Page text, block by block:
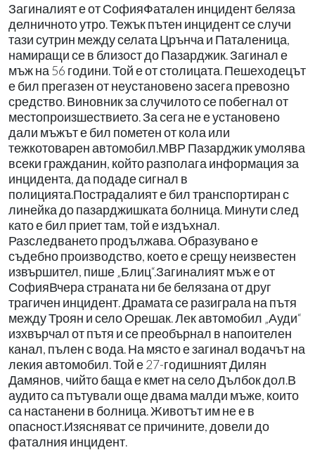
Загиналият е от СофияФатален инцидент беляза
делничното утро. Тежък пътен инцидент се случи
тази сутрин между селата Црънча и Паталеница,
намиращи се в близост до Пазарджик. Загинал е
мъж на 56 години. Той е от столицата. Пешеходецът
е бил прегазен от неустановено засега превозно
средство. Виновник за случилото се побегнал от
местопроизшествието. За сега не е установено
дали мъжът е бил пометен от кола или
тежкотоварен автомобил.МВР Пазарджик умолява
всеки гражданин, който разполага информация за
инцидента, да подаде сигнал в
полицията.Пострадалият е бил транспортиран с
линейка до пазарджишката болница. Минути след
като е бил приет там, той е издъхнал.
Разследването продължава. Образувано е
съдебно производство, което е срещу неизвестен
извършител, пише „Блиц“.Загиналият мъж е от
СофияВчера страната ни бе белязана от друг
трагичен инцидент. Драмата се разиграла на пътя
между Троян и село Орешак. Лек автомобил „Ауди“
изхвърчал от пътя и се преобърнал в напоителен
канал, пълен с вода. На място е загинал водачът на
лекия автомобил. Той е 27-годишният Дилян
Дамянов, чийто баща е кмет на село Дълбок дол.В
аудито са пътували още двама малди мъже, които
са настанени в болница. Животът им не е в
опасност.Изясняват се причините, довели до
фаталния инцидент.